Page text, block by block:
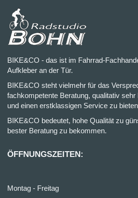
BIKE&CO - das ist im Fahrrad-
Aufkleber an der Tür.
BIKE&CO steht vielmehr für das
fachkompetente Beratung, qualitativ
und einen erstklassigen Service zu
BIKE&CO bedeutet, hohe Qualität zu
bester Beratung zu bekommen.
ÖFFNUNGSZEITEN:
Montag - Freitag